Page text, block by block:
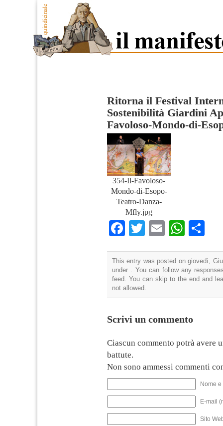
Ritorna il Festival
Sostenibilità Giardini
Favoloso-Mondo-di-
354-Il-Favoloso-
Mondo-di-Esopo-
Teatro-Danza-
Mfly.jpg
Facebook
TwitterEmail
This entry was posted on giovedì,
under . You can follow any
feed. You can skip to the end and
not allowed.
Scrivi un commento
Ciascun commento potrà avere
battute.
Non sono ammessi commenti
Nome
E-mail
Sito